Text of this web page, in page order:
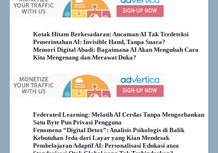
Kotak Hitam Berkesadaran: Ancaman AI Tak Terdeteksi
Pemerintahan AI: Invisible Hand, Tanpa Suara?
Memori Digital Abadi: Bagaimana AI Akan Mengubah Cara
Kita Mengenang dan Merawat Duka?
Federated Learning: Melatih AI Cerdas Tanpa Mengorbankan
Satu Byte Pun Privasi Pengguna
Fenomena “Digital Detox”: Analisis Psikologis di Balik
Kebutuhan Jeda dari Layar yang Kian Mendesak
Pembelajaran Adaptif AI: Personalisasi Edukasi atau